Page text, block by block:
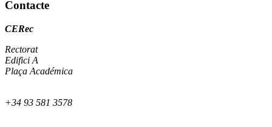
Contacte
CERec
Rectorat
Edifici A
Plaça Académica
+34 93 581 3578